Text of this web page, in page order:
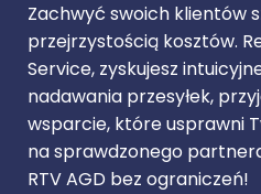
Zachwyć swoich klientów
przejrzystością kosztów.
Service, zyskujesz
nadawania przesyłek,
wsparcie, które usprawni
na sprawdzonego
RTV AGD bez ograniczeń!